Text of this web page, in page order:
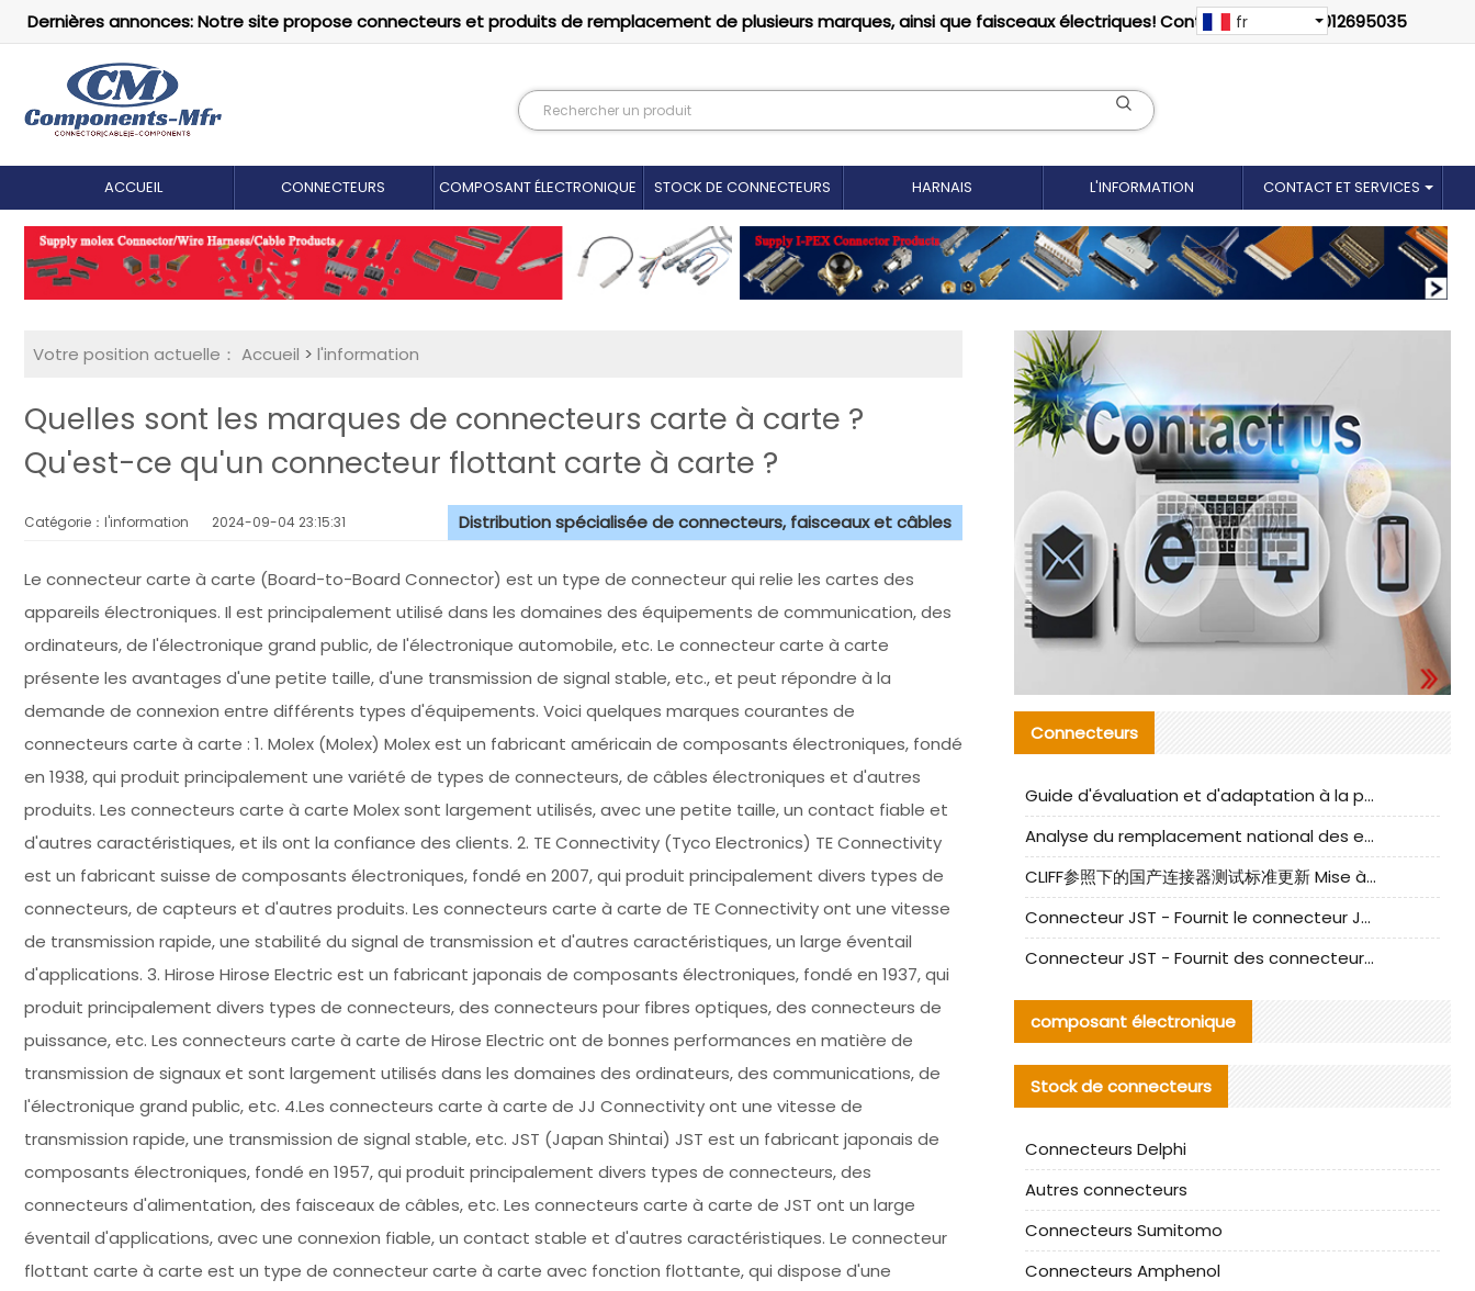
Dernières annonces: Notre site propose connecteurs et produits de remplacement de plusieurs marques, ainsi que faisceaux électriques! Contactez-nous: 18012695035
fr
ACCUEIL CONNECTEURS COMPOSANT ÉLECTRONIQUE STOCK DE CONNECTEURS HARNAIS L'INFORMATION CONTACT ET SERVICES
Votre position actuelle： Accueil > l'information
Quelles sont les marques de connecteurs carte à carte ?
Qu'est-ce qu'un connecteur flottant carte à carte ?
Catégorie：l'information 2024-09-04 23:15:31 Distribution spécialisée de connecteurs, faisceaux et câbles
Le connecteur carte à carte (Board-to-Board Connector) est un type de connecteur qui relie les cartes des
appareils électroniques. Il est principalement utilisé dans les domaines des équipements de communication, des
ordinateurs, de l'électronique grand public, de l'électronique automobile, etc. Le connecteur carte à carte
présente les avantages d'une petite taille, d'une transmission de signal stable, etc., et peut répondre à la
demande de connexion entre différents types d'équipements. Voici quelques marques courantes de
connecteurs carte à carte : 1. Molex (Molex) Molex est un fabricant américain de composants électroniques, fondé
en 1938, qui produit principalement une variété de types de connecteurs, de câbles électroniques et d'autres
produits. Les connecteurs carte à carte Molex sont largement utilisés, avec une petite taille, un contact fiable et
d'autres caractéristiques, et ils ont la confiance des clients. 2. TE Connectivity (Tyco Electronics) TE Connectivity
est un fabricant suisse de composants électroniques, fondé en 2007, qui produit principalement divers types de
connecteurs, de capteurs et d'autres produits. Les connecteurs carte à carte de TE Connectivity ont une vitesse
de transmission rapide, une stabilité du signal de transmission et d'autres caractéristiques, un large éventail
d'applications. 3. Hirose Hirose Electric est un fabricant japonais de composants électroniques, fondé en 1937, qui
produit principalement divers types de connecteurs, des connecteurs pour fibres optiques, des connecteurs de
puissance, etc. Les connecteurs carte à carte de Hirose Electric ont de bonnes performances en matière de
transmission de signaux et sont largement utilisés dans les domaines des ordinateurs, des communications, de
l'électronique grand public, etc. 4.Les connecteurs carte à carte de JJ Connectivity ont une vitesse de
transmission rapide, une transmission de signal stable, etc. JST (Japan Shintai) JST est un fabricant japonais de
composants électroniques, fondé en 1957, qui produit principalement divers types de connecteurs, des
connecteurs d'alimentation, des faisceaux de câbles, etc. Les connecteurs carte à carte de JST ont un large
éventail d'applications, avec une connexion fiable, un contact stable et d'autres caractéristiques. Le connecteur
flottant carte à carte est un type de connecteur carte à carte avec fonction flottante, qui dispose d'une
Connecteurs
Guide d'évaluation et d'adaptation à la production des composants de câbles nationaux CNC Tech
Analyse du remplacement national des ensembles de câbles à fréquence élevée I-PEX
CLIFF参照下的国产连接器测试标准更新 Mise à jour des normes de test des connecteurs nationaux sous la référence CLIFF
Connecteur JST - Fournit le connecteur JST NSHR-02V-S original | Équivalent
Connecteur JST - Fournit des connecteurs JST GHR-09V-S authentiques et des produits de remplacement|
composant électronique
Stock de connecteurs
Connecteurs Delphi
Autres connecteurs
Connecteurs Sumitomo
Connecteurs Amphenol